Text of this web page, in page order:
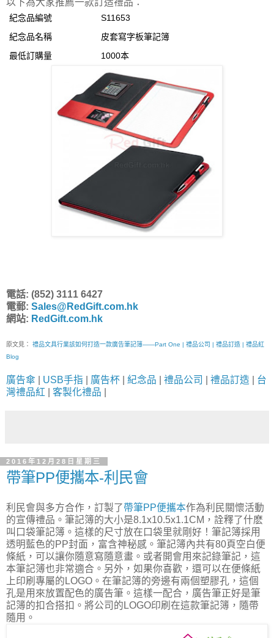
紀念品編號
S11653
紀念品名稱
皮套寫字板筆記簿
最低訂購量
1000本
電話: (852) 3111 6427
電郵: Sales@RedGift.com.hk
網站: RedGift.com.hk
原文見：
禮品文具行業該如何打造一款廣告筆記簿——Part One | 禮品公司 | 禮品訂造 | 禮品紅
Blog
廣告傘 USB手指 廣告杯 紀念品 禮品公司 禮品訂造
台
灣禮品紅
客製化禮品
2016年12月28日星期三
帶筆PP便攜本-利民會
利民會與多方合作，訂製了帶筆PP便攜本作為利民關懷活動
的宣傳禮品。筆記簿的大小是8.1x10.5x1.1CM，詮釋了什麽
叫口袋筆記簿。這樣的尺寸放在口袋里就剛好！筆記簿採用
透明藍色的PP封面，富含神秘感。筆記簿內共有80頁空白便
條紙，可以讓你隨意寫隨意畫。或者開會用來記錄筆記，這
本筆記簿也非常適合。另外，如果你喜歡，還可以在便條紙
上印刷專屬的LOGO。在筆記簿的旁邊有兩個塑膠孔，這個
孔是用來放置配色的廣告筆。這樣一配合，廣告筆正好是筆
記簿的扣合搭扣。將公司的LOGO印刷在這款筆記簿，隨帶
隨用。